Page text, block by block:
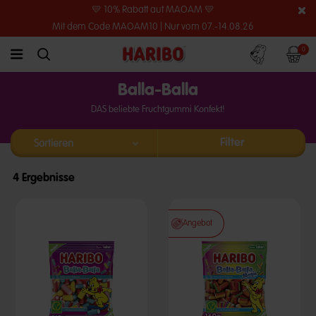
💛 10% Rabatt auf MAOAM 💛
Mit dem Code MAOAM10 | Nur vom 07.-14.08.26
link.header.menu.label
simplesearch.search.label
Konto 0
Balla-Balla
DAS beliebte Fruchtgummi Konfekt!
Filter
4 Ergebnisse
Angebot